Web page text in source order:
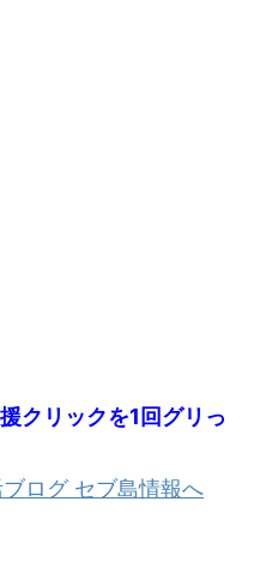
クリックを1回グリっ